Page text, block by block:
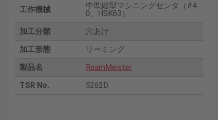
工作機械
中型縦型マシニングセンタ（#4
0、HSK63）
加工分類
穴あけ
加工形態
リーミング
製品名
ReamMeister
TSR No.
5262D